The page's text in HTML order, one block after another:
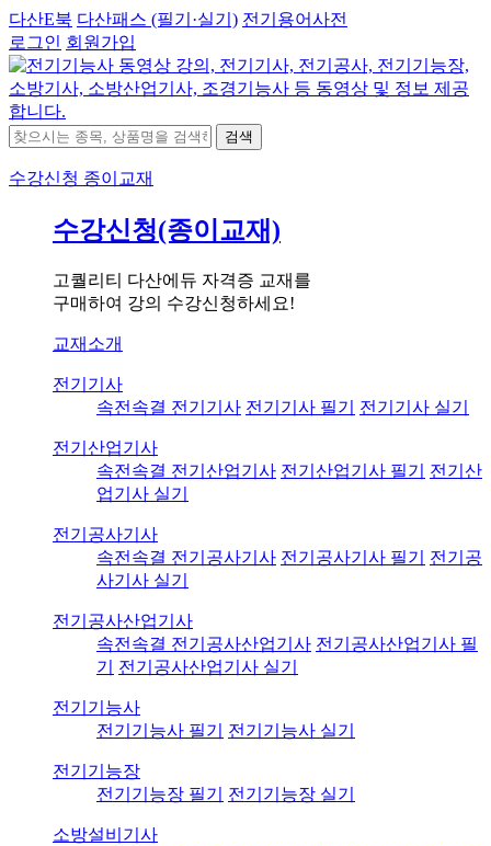
다산E북 다산패스 (필기·실기) 전기용어사전
로그인 회원가입
검색
수강신청 종이교재
수강신청(종이교재)
고퀄리티 다산에듀 자격증 교재를
구매하여 강의 수강신청하세요!
교재소개
전기기사
속전속결 전기기사 전기기사 필기 전기기사 실기
전기산업기사
속전속결 전기산업기사 전기산업기사 필기
전기산
업기사 실기
전기공사기사
속전속결 전기공사기사 전기공사기사 필기
전기공
사기사 실기
전기공사산업기사
속전속결 전기공사산업기사 전기공사산업기사 필
기
전기공사산업기사 실기
전기기능사
전기기능사 필기
전기기능사 실기
전기기능장
전기기능장 필기
전기기능장 실기
소방설비기사